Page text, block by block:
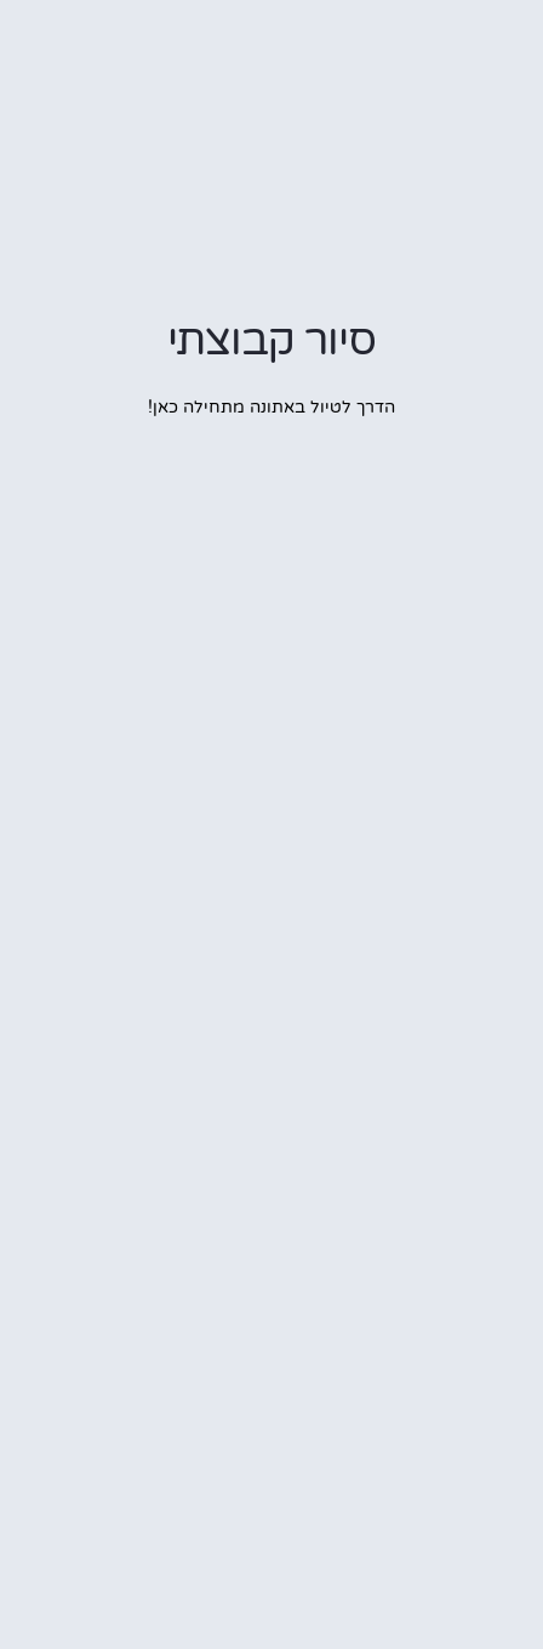
סיור קבוצתי
הדרך לטיול באתונה מתחילה כאן!